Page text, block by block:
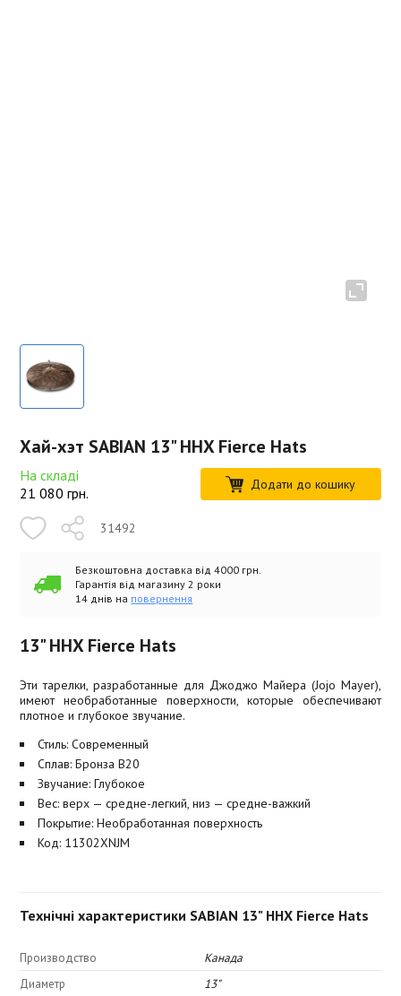
Хай-хэт SABIAN 13" HHX Fierce Hats
На складі
21 080 грн. Додати до кошику
31492
Безкоштовна доставка від 4000 грн.
Гарантія від магазину 2 роки
14 днів на повернення
13" HHX Fierce Hats
Эти тарелки, разработанные для Джоджо Майера (Jojo Mayer),
имеют необработанные поверхности, которые обеспечивают
плотное и глубокое звучание.
Стиль: Современный
Сплав: Бронза B20
Звучание: Глубокое
Вес: верх — средне-легкий, низ — средне-важкий
Покрытие: Необработанная поверхность
Код: 11302XNJM
Технічні характеристики SABIAN 13" HHX Fierce Hats
Производство
Канада
Диаметр
13"